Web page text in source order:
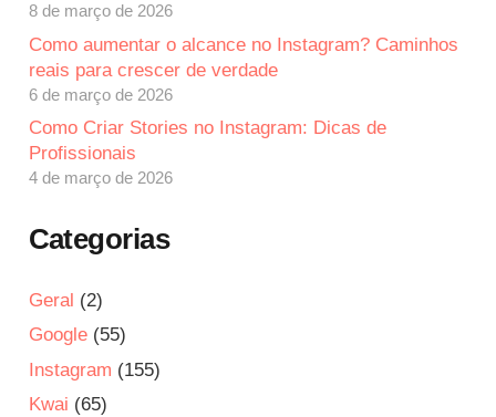
8 de março de 2026
Como aumentar o alcance no Instagram? Caminhos
reais para crescer de verdade
6 de março de 2026
Como Criar Stories no Instagram: Dicas de
Profissionais
4 de março de 2026
Categorias
Geral (2)
Google(55)
Instagram (155)
Kwai (65)